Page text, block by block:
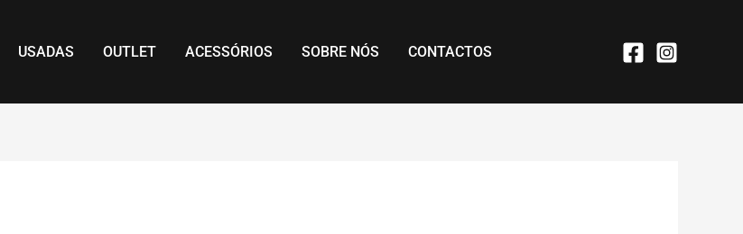
USADAS OUTLET ACESSÓRIOS SOBRE NÓS CONTACTOS